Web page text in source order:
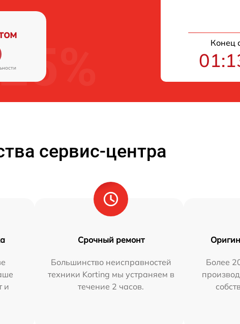
Конец
сервис-центра
и
Срочный ремонт
Большинство неисправностей
техники Korting мы устраняем в
течение 2 часов.
Более